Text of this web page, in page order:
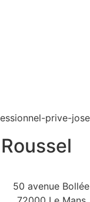
50 avenue Bollée